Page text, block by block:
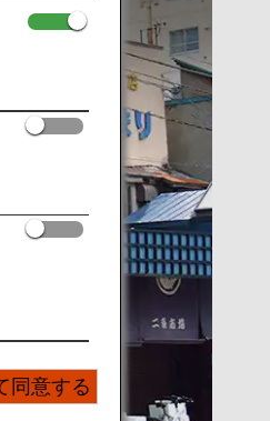
同意する